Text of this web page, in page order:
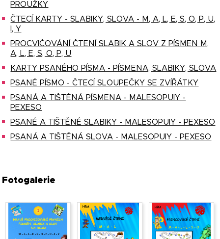
PROUŽKY
ČTECÍ KARTY - SLABIKY, SLOVA - M, A, L, E, S, O, P, U,
I, Y
PROCVIČOVÁNÍ ČTENÍ SLABIK A SLOV Z PÍSMEN M,
A, L, E, S, O, P, U
KARTY PSANÉHO PÍSMA - PÍSMENA, SLABIKY, SLOVA
PSANÉ PÍSMO - ČTECÍ SLOUPEČKY SE ZVÍŘÁTKY
PSANÁ A TIŠTĚNÁ PÍSMENA - MALESOPUIY -
PEXESO
PSANÉ A TIŠTĚNÉ SLABIKY - MALESOPUIY - PEXESO
PSANÁ A TIŠTĚNÁ SLOVA - MALESOPUIY - PEXESO
Fotogalerie